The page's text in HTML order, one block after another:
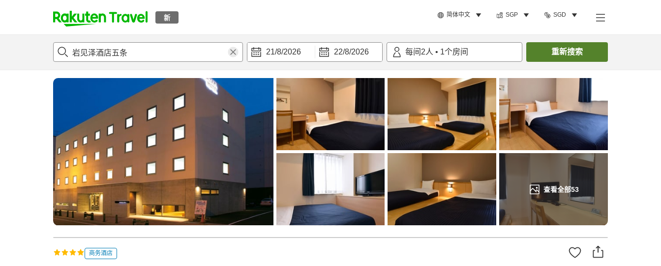
新 简体中文 SGP SGD
t
p
a
e
h
21/8/2026 22/8/2026 每间 2人 • 1个房间 重新搜索
查看全部53
概况 客房及住宿套餐评论 搜索客房
商务酒店